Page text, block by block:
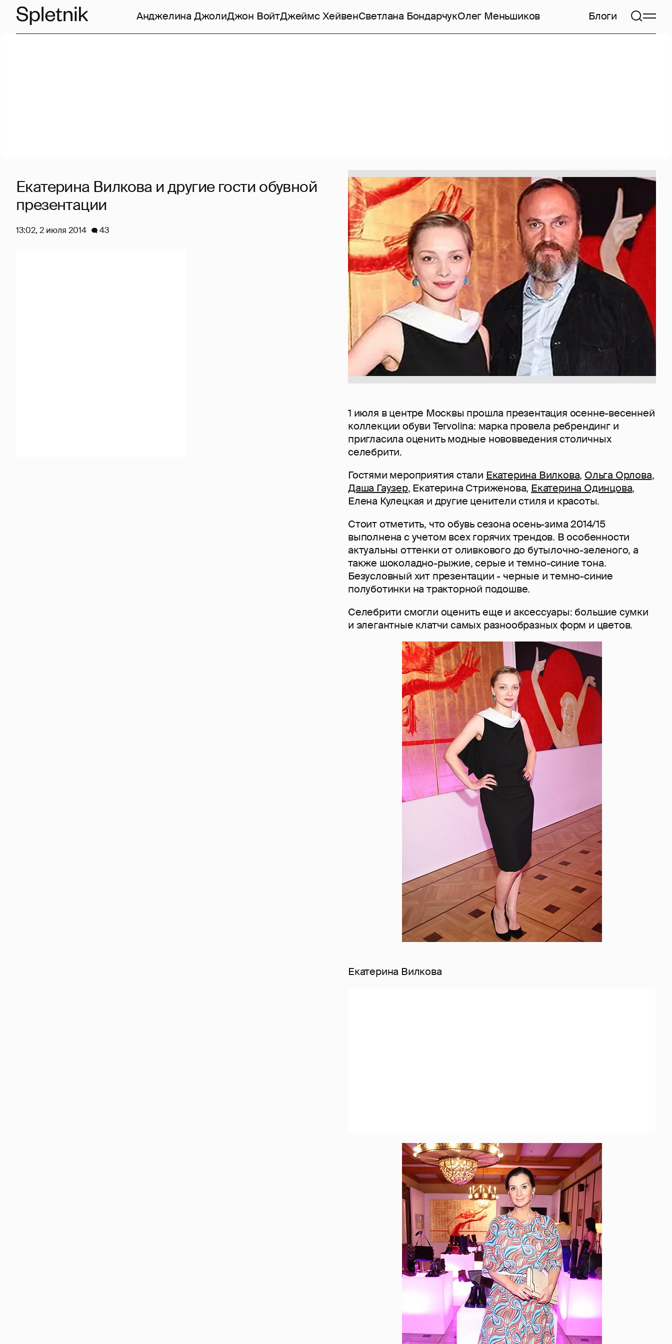
Анджелина ДжолиДжон ВойтДжеймс ХейвенСветлана БондарчукОлег Меньшиков Блоги
1 июля в центре Москвы прошла презентация осенне-весенней
коллекции обуви Tervolina: марка провела ребрендинг и
пригласила оценить модные нововведения столичных
селебрити.
Гостями мероприятия стали Екатерина Вилкова, Ольга Орлова,
Даша Гаузер, Екатерина Стриженова, Екатерина Одинцова,
Елена Кулецкая и другие ценители стиля и красоты.
Стоит отметить, что обувь сезона осень-зима 2014/15
выполнена с учетом всех горячих трендов. В особенности
актуальны оттенки от оливкового до бутылочно-зеленого, а
также шоколадно-рыжие, серые и темно-синие тона.
Безусловный хит презентации - черные и темно-синие
полуботинки на тракторной подошве.
Селебрити смогли оценить еще и аксессуары: большие сумки
и элегантные клатчи самых разнообразных форм и цветов.
Екатерина Вилкова
Екатерина Вилкова и другие гости обувной
презентации
13:02, 2 июля 2014 43